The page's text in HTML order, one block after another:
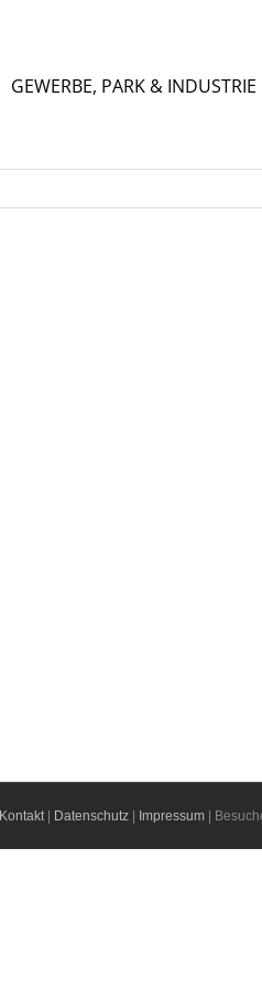
GEWERBE, PARK & INDUSTRIE
Kontakt| Datenschutz Impressum |